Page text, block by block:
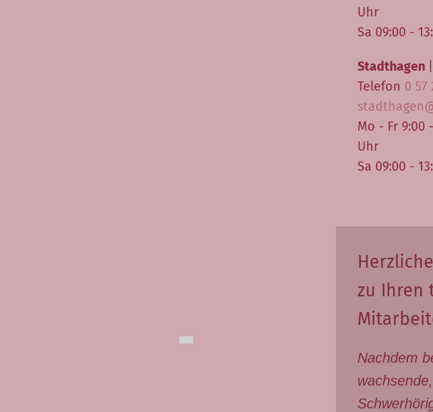
Uhr
Sa 09:00 -
Stadthagen
Telefon 0 57
Mo - Fr 9:00
Uhr
Sa 09:00 -
zu Ihren
Nachdem